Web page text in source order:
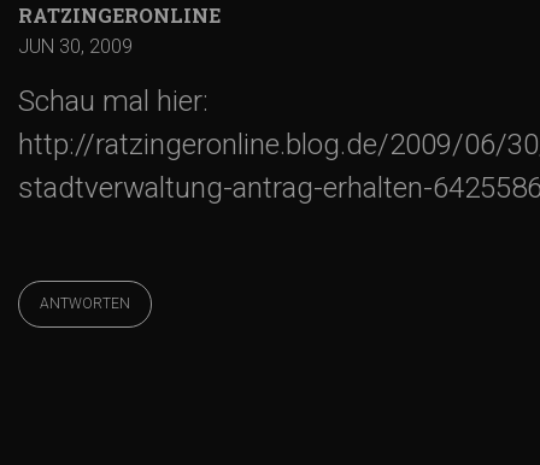
RATZINGERONLINE
JUN 30, 2009
Schau mal hier:
http://ratzingeronline.blog.de/2009/06/
stadtverwaltung-antrag-erhalten-
ANTWORTEN